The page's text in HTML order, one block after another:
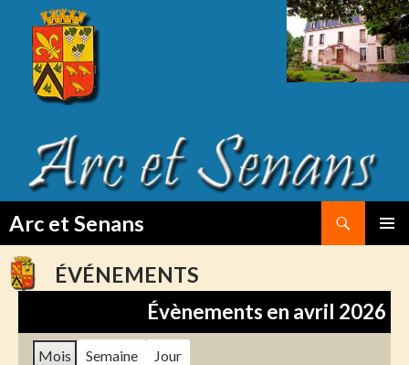
Arc et Senans
TO
CONTENTÉVÉNEMENTS
Évènements en avril 2026
Mois Semaine Jour